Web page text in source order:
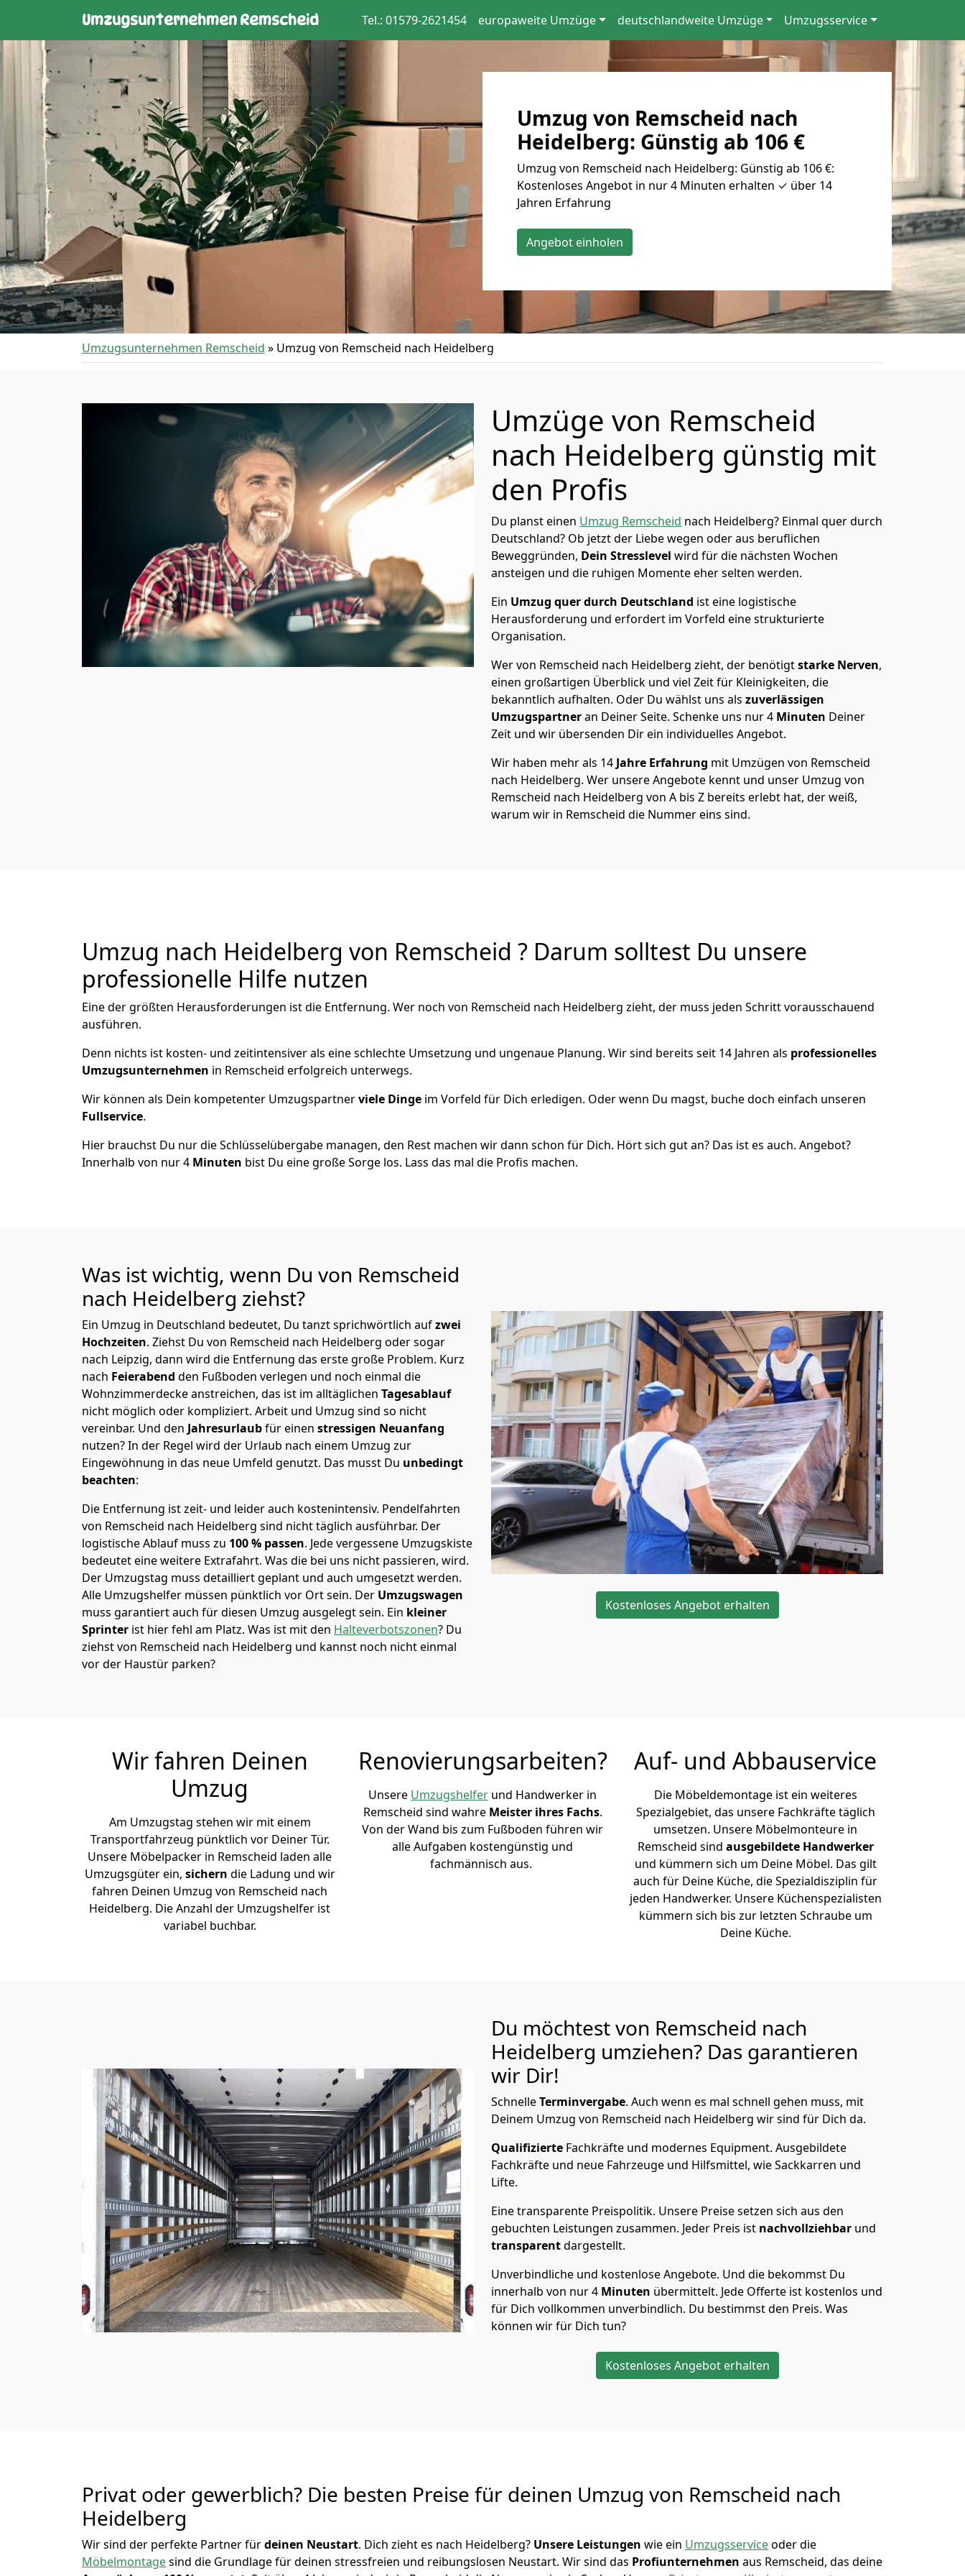
Umzugsunternehmen Remscheid Tel.: 01579-2621454 europaweite Umzüge deutschlandweite Umzüge Umzugsservice
Umzug von Remscheid nach
Heidelberg: Günstig ab 106 €
Umzug von Remscheid nach Heidelberg: Günstig ab 106 €:
Kostenloses Angebot in nur 4 Minuten erhalten ✓ über 14
Jahren Erfahrung
Angebot einholen
Umzugsunternehmen Remscheid » Umzug von Remscheid nach Heidelberg
Umzüge von Remscheid
nach Heidelberg günstig mit
den Profis
Du planst einen Umzug Remscheid nach Heidelberg? Einmal quer durch
Deutschland? Ob jetzt der Liebe wegen oder aus beruflichen
Beweggründen, Dein Stresslevel wird für die nächsten Wochen
ansteigen und die ruhigen Momente eher selten werden.
Ein Umzug quer durch Deutschland ist eine logistische
Herausforderung und erfordert im Vorfeld eine strukturierte
Organisation.
Wer von Remscheid nach Heidelberg zieht, der benötigtstarke Nerven,
einen großartigen Überblick und viel Zeit für Kleinigkeiten, die
bekanntlich aufhalten. Oder Du wählst uns als zuverlässigen
Umzugspartneran Deiner Seite. Schenke uns nur4 Minuten Deiner
Zeit und wir übersenden Dir ein individuelles Angebot.
Wir haben mehr als 14 Jahre Erfahrung mit Umzügen von Remscheid
nach Heidelberg. Wer unsere Angebote kennt und unser Umzug von
Remscheid nach Heidelberg von A bis Z bereits erlebt hat, der weiß,
warum wir in Remscheid die Nummer eins sind.
Umzug nach Heidelberg von Remscheid ? Darum solltest Du unsere
professionelle Hilfe nutzen
Eine der größten Herausforderungen ist die Entfernung. Wer noch von Remscheid nach Heidelberg zieht, der muss jeden Schritt vorausschauend
ausführen.
Denn nichts ist kosten- und zeitintensiver als eine schlechte Umsetzung und ungenaue Planung. Wir sind bereits seit 14 Jahren als professionelles
Umzugsunternehmen in Remscheid erfolgreich unterwegs.
Wir können als Dein kompetenter Umzugspartnerviele Dinge im Vorfeld für Dich erledigen. Oder wenn Du magst, buche doch einfach unseren
Fullservice.
Hier brauchst Du nur die Schlüsselübergabe managen, den Rest machen wir dann schon für Dich. Hört sich gut an? Das ist es auch. Angebot?
Innerhalb von nur 4 Minuten bist Du eine große Sorge los. Lass das mal die Profis machen.
Was ist wichtig, wenn Du von Remscheid
nach Heidelberg ziehst?
Ein Umzug in Deutschland bedeutet, Du tanzt sprichwörtlich aufzwei
Hochzeiten. Ziehst Du von Remscheid nach Heidelberg oder sogar
nach Leipzig, dann wird die Entfernung das erste große Problem. Kurz
nach Feierabend den Fußboden verlegen und noch einmal die
Wohnzimmerdecke anstreichen, das ist im alltäglichen Tagesablauf
nicht möglich oder kompliziert. Arbeit und Umzug sind so nicht
vereinbar. Und den Jahresurlaubfür einen stressigen Neuanfang
nutzen? In der Regel wird der Urlaub nach einem Umzug zur
Eingewöhnung in das neue Umfeld genutzt. Das musst Du unbedingt
beachten:
Die Entfernung ist zeit- und leider auch kostenintensiv. Pendelfahrten
von Remscheid nach Heidelberg sind nicht täglich ausführbar. Der
logistische Ablauf muss zu 100 % passen. Jede vergessene Umzugskiste
bedeutet eine weitere Extrafahrt. Was die bei uns nicht passieren, wird.
Der Umzugstag muss detailliert geplant und auch umgesetzt werden.
Alle Umzugshelfer müssen pünktlich vor Ort sein. Der Umzugswagen
muss garantiert auch für diesen Umzug ausgelegt sein. Ein kleiner
Sprinter ist hier fehl am Platz. Was ist mit den Halteverbotszonen? Du
ziehst von Remscheid nach Heidelberg und kannst noch nicht einmal
vor der Haustür parken?
Kostenloses Angebot erhalten
Wir fahren Deinen
Umzug
Am Umzugstag stehen wir mit einem
Transportfahrzeug pünktlich vor Deiner Tür.
Unsere Möbelpacker in Remscheid laden alle
Umzugsgüter ein, sichern die Ladung und wir
fahren Deinen Umzug von Remscheid nach
Heidelberg. Die Anzahl der Umzugshelfer ist
variabel buchbar.
Renovierungsarbeiten?
Unsere Umzugshelfer und Handwerker in
Remscheid sind wahre Meister ihres Fachs.
Von der Wand bis zum Fußboden führen wir
alle Aufgaben kostengünstig und
fachmännisch aus.
Auf- und Abbauservice
Die Möbeldemontage ist ein weiteres
Spezialgebiet, das unsere Fachkräfte täglich
umsetzen. Unsere Möbelmonteure in
Remscheid sind ausgebildete Handwerker
und kümmern sich um Deine Möbel. Das gilt
auch für Deine Küche, die Spezialdisziplin für
jeden Handwerker. Unsere Küchenspezialisten
kümmern sich bis zur letzten Schraube um
Deine Küche.
Du möchtest von Remscheid nach
Heidelberg umziehen? Das garantieren
wir Dir!
SchnelleTerminvergabe. Auch wenn es mal schnell gehen muss, mit
Deinem Umzug von Remscheid nach Heidelberg wir sind für Dich da.
Qualifizierte Fachkräfte und modernes Equipment. Ausgebildete
Fachkräfte und neue Fahrzeuge und Hilfsmittel, wie Sackkarren und
Lifte.
Eine transparente Preispolitik. Unsere Preise setzen sich aus den
gebuchten Leistungen zusammen. Jeder Preis ist nachvollziehbar und
transparentdargestellt.
Unverbindliche und kostenlose Angebote. Und die bekommst Du
innerhalb von nur4 Minuten übermittelt. Jede Offerte ist kostenlos und
für Dich vollkommen unverbindlich. Du bestimmst den Preis. Was
können wir für Dich tun?
Kostenloses Angebot erhalten
Privat oder gewerblich? Die besten Preise für deinen Umzug von Remscheid nach
Heidelberg
Wir sind der perfekte Partner fürdeinen Neustart. Dich zieht es nach Heidelberg? Unsere Leistungen wie ein Umzugsserviceoder die
Möbelmontagesind die Grundlage für deinen stressfreien und reibungslosen Neustart. Wir sind das Profiunternehmen aus Remscheid, das deine